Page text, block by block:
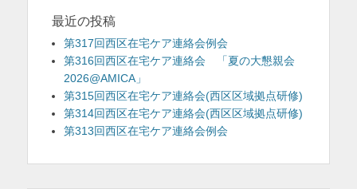
最近の投稿
第317回西区在宅ケア連絡会例会
第316回西区在宅ケア連絡会 「夏の大懇親会
2026@AMICA」
第315回西区在宅ケア連絡会(西区区域拠点研修)
第314回西区在宅ケア連絡会(西区区域拠点研修)
第313回西区在宅ケア連絡会例会